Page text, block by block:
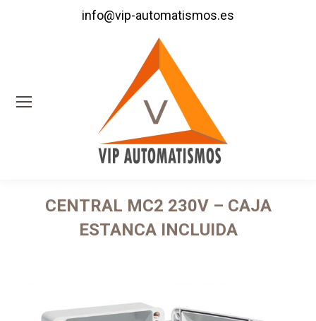
info@vip-automatismos.es
CENTRAL MC2 230V – CAJA
ESTANCA INCLUIDA